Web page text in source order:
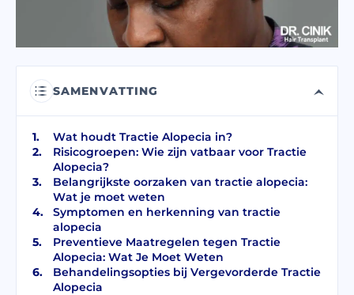
Ik heb de Toestemming voor Commerciële Elektronische Berichten gelezen en geaccepteerd.
VERSTUUR
SAMENVATTING
Wat houdt Tractie Alopecia in?
Risicogroepen: Wie zijn vatbaar voor Tractie
Alopecia?
Belangrijkste oorzaken van tractie alopecia:
Wat je moet weten
Symptomen en herkenning van tractie
alopecia
Preventieve Maatregelen tegen Tractie
Alopecia: Wat Je Moet Weten
Behandelingsopties bij Vergevorderde Tractie
Alopecia